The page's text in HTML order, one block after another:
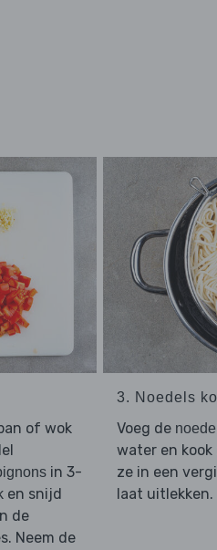
of wok
in 3-
en snijd
de
Neem de
3. Noedels
Voeg de
water en kook
ze in een
laat uitlekken.